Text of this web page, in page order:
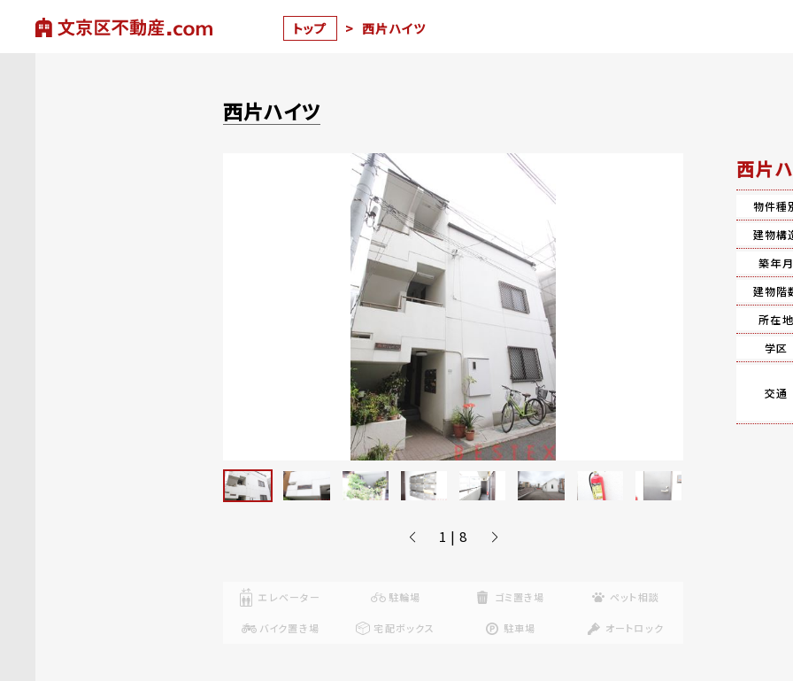
トップ > 西片ハイツ
西片ハイツ
1 | 8
エレベーター 駐輪場 ゴミ置き場 ペット相談
バイク置き場 宅配ボックス 駐車場 オートロック
西片
物件種
建物構
築年月
建物階
所在地
学区
交通